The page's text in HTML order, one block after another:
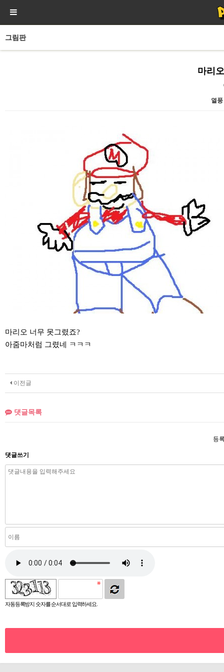
그림판
마리
열풍
마리오 너무 못그렸죠?
아줌마처럼 그렸네 ㅋㅋㅋ
이전글
댓글목록
등
댓글쓰기
자동등록방지 숫자를 순서대로 입력하세요.